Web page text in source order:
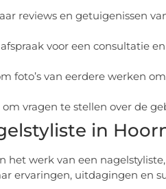
reviews en getuigenissen
voor een consultatie
foto’s van eerdere werken
om vragen te stellen over de
in
het werk van een
ervaringen, uitdagingen en